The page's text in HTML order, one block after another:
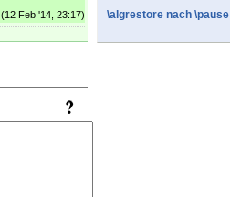
(12 Feb '14, 23:17) \algrestore nach \pause